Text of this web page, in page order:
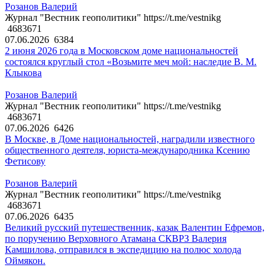
Розанов Валерий
Журнал "Вестник геополитики" https://t.me/vestnikg
4683671
07.06.2026 6384
2 июня 2026 года в Московском доме национальностей
состоялся круглый стол «Возьмите меч мой: наследие В. М.
Клыкова
Розанов Валерий
Журнал "Вестник геополитики" https://t.me/vestnikg
4683671
07.06.2026 6426
В Москве, в Доме национальностей, наградили известного
общественного деятеля, юриста-международника Ксению
Фетисову
Розанов Валерий
Журнал "Вестник геополитики" https://t.me/vestnikg
4683671
07.06.2026 6435
Великий русский путешественник, казак Валентин Ефремов,
по поручению Верховного Атамана СКВРЗ Валерия
Камшилова, отправился в экспедицию на полюс холода
Оймякон.